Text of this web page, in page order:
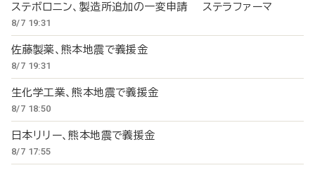
ステボロニン、製造所追加の一変申請 ステラファーマ
8/7 19:31
佐藤製薬、熊本地震で義援金
8/7 19:31
生化学工業、熊本地震で義援金
8/7 18:50
日本リリー、熊本地震で義援金
8/7 17:55